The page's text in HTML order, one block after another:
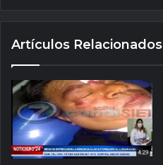
Artículos Relacionados